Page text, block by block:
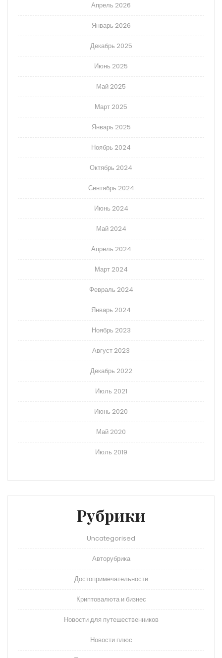
Апрель 2026
Январь 2026
Декабрь 2025
Июнь 2025
Май 2025
Март 2025
Январь 2025
Ноябрь 2024
Октябрь 2024
Сентябрь 2024
Июнь 2024
Май 2024
Апрель 2024
Март 2024
Февраль 2024
Январь 2024
Ноябрь 2023
Август 2023
Декабрь 2022
Июль 2021
Июнь 2020
Май 2020
Июль 2019
Рубрики
Uncategorised
Авторубрика
Достопримечательности
Криптовалюта и бизнес
Новости для путешественников
Новости плюс